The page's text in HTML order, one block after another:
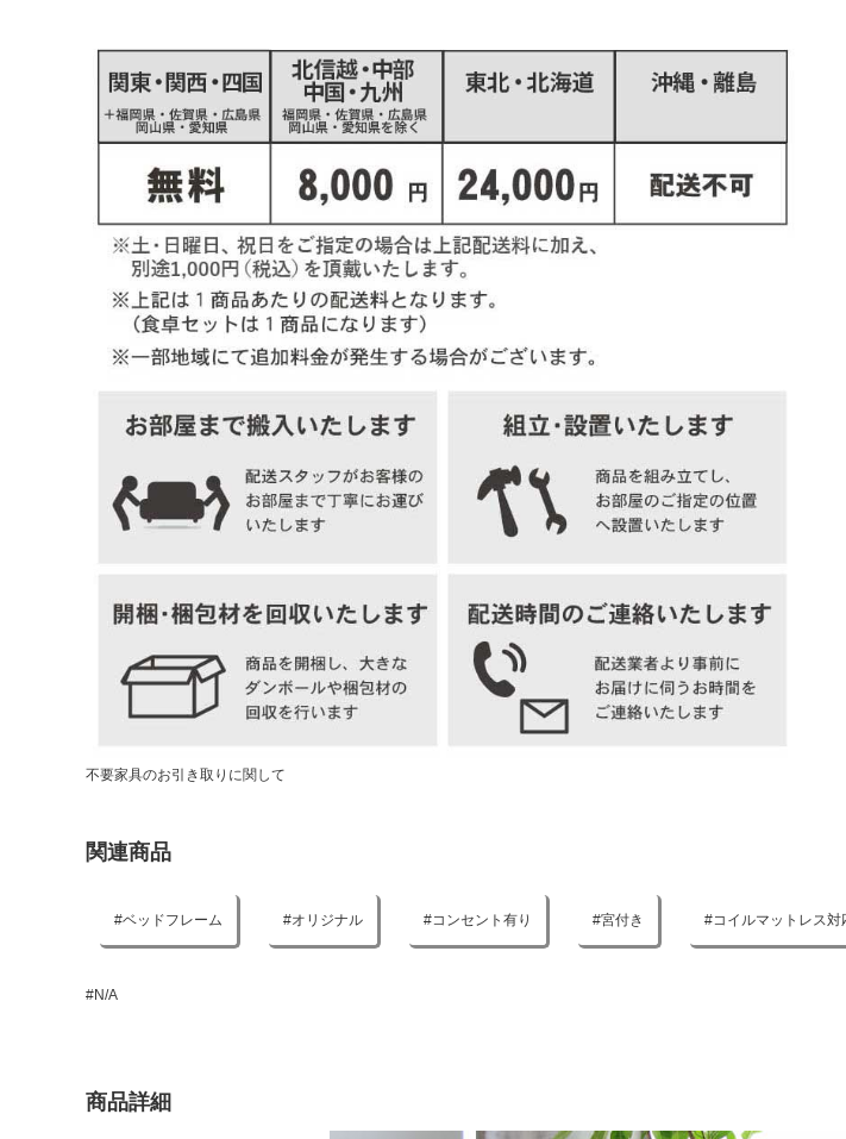
不要家具のお引き取りに関して
関連商品
ベッドフレーム オリジナル コンセント有り 宮付き コイルマットレス対
#N/A
商品詳細